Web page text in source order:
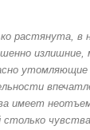
растянута, в
имеет